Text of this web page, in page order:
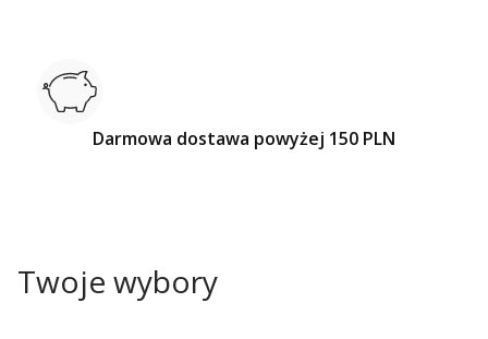
Darmowa dostawa powyżej 150 PLN
Twoje wybory